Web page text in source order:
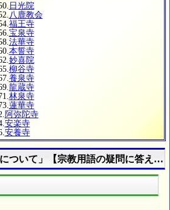
日光院
八鹿教会
福王寺
宝泉寺
法華寺
本誓寺
妙喜院
柳谷寺
養泉寺
龍蔵寺
林泉寺
蓮華寺
阿弥陀寺
安楽寺
安養寺
ついて」【宗教用語の疑問に答える